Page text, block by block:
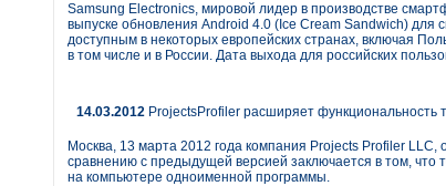
Samsung Electronics, мировой лидер в производстве
выпуске обновления Android 4.0 (Ice Cream Sandwich)
доступным в некоторых европейских странах, включая
в том числе и в России. Дата выхода для российских
14.03.2012 ProjectsProfiler расширяет
Москва, 13 марта 2012 года компания Projects Profiler
сравнению с предыдущей версией заключается в том,
на компьютере одноименной программы.